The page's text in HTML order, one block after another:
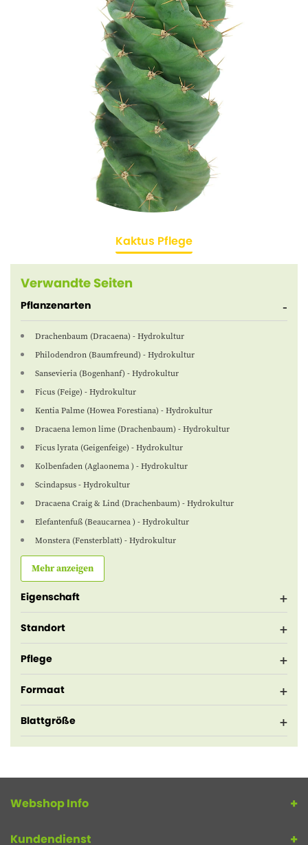
Kaktus Pflege
Verwandte Seiten
Pflanzenarten
Drachenbaum (Dracaena) - Hydrokultur
Philodendron (Baumfreund) - Hydrokultur
Sansevieria (Bogenhanf) - Hydrokultur
Ficus (Feige) - Hydrokultur
Kentia Palme (Howea Forestiana) - Hydrokultur
Dracaena lemon lime (Drachenbaum) - Hydrokultur
Ficus lyrata (Geigenfeige) - Hydrokultur
Kolbenfaden (Aglaonema ) - Hydrokultur
Scindapsus - Hydrokultur
Dracaena Craig & Lind (Drachenbaum) - Hydrokultur
Elefantenfuß (Beaucarnea ) - Hydrokultur
Monstera (Fensterblatt) - Hydrokultur
Mehr anzeigen
Eigenschaft
Standort
Pflege
Formaat
Blattgröße
Webshop Info
Kundendienst